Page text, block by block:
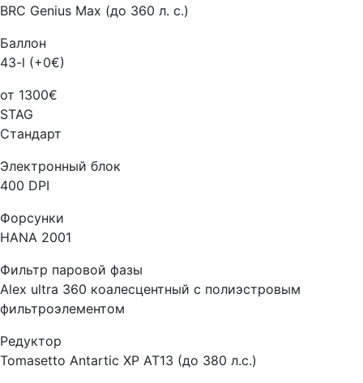
BRC Genius Max (до 360 л. с.)
Баллон
43-l (+0€)
от 1300€
STAG
Стандарт
Электронный блок
400 DPI
Форсунки
HANA 2001
Фильтр паровой фазы
Alex ultra 360 коалесцентный с полиэстровым
фильтроэлементом
Редуктор
Tomasetto Antartic XP AT13 (до 380 л.с.)